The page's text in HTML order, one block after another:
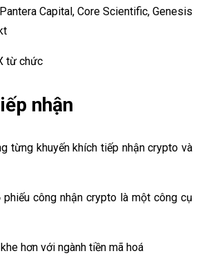
Capital, Core Scientific, Genesis
từ chức
nhận
từng khuyến khích tiếp nhận crypto và
công nhận crypto là một công cụ
hơn với ngành tiền mã hoá